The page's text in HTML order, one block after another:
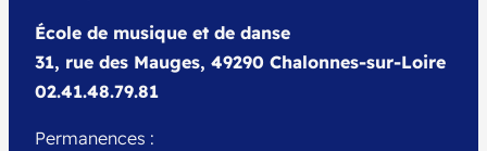
École de musique et de danse
31, rue des Mauges, 49290 Chalonnes-sur-Loire
02.41.48.79.81
Permanences :